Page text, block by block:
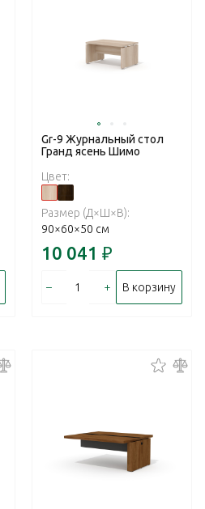
Gr-9 Журнальный стол
Гранд ясень Шимо
Цвет:
Размер (Д×Ш×В):
90×60×50 см
10 041 ₽
– + В корзину